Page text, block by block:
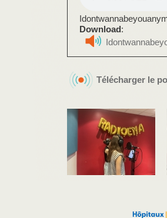
Download:
Télécharger le